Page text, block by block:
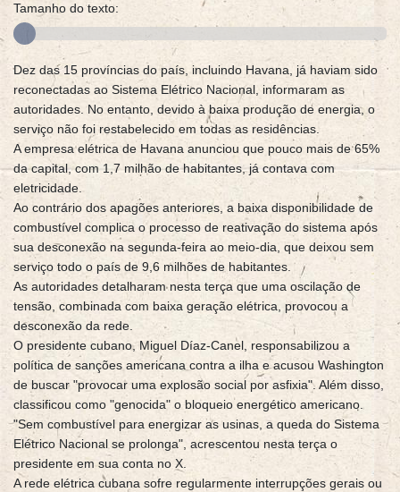
Tamanho do texto:
Dez das 15 províncias do país, incluindo Havana, já haviam sido
reconectadas ao Sistema Elétrico Nacional, informaram as
autoridades. No entanto, devido à baixa produção de energia, o
serviço não foi restabelecido em todas as residências.
A empresa elétrica de Havana anunciou que pouco mais de 65%
da capital, com 1,7 milhão de habitantes, já contava com
eletricidade.
Ao contrário dos apagões anteriores, a baixa disponibilidade de
combustível complica o processo de reativação do sistema após
sua desconexão na segunda-feira ao meio-dia, que deixou sem
serviço todo o país de 9,6 milhões de habitantes.
As autoridades detalharam nesta terça que uma oscilação de
tensão, combinada com baixa geração elétrica, provocou a
desconexão da rede.
O presidente cubano, Miguel Díaz-Canel, responsabilizou a
política de sanções americana contra a ilha e acusou Washington
de buscar "provocar uma explosão social por asfixia". Além disso,
classificou como "genocida" o bloqueio energético americano.
"Sem combustível para energizar as usinas, a queda do Sistema
Elétrico Nacional se prolonga", acrescentou nesta terça o
presidente em sua conta no X.
A rede elétrica cubana sofre regularmente interrupções gerais ou